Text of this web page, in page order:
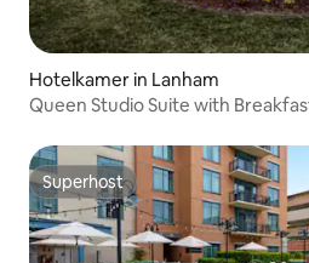
Hotelkamer in Lanham
Queen Studio Suite with
Superhost
Superhost